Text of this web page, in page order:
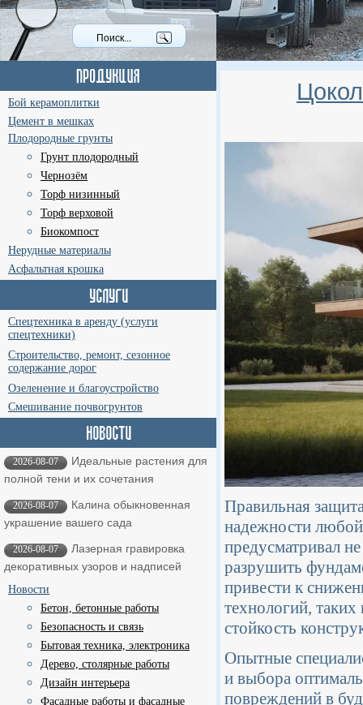
Бой керамоплитки
Цемент в мешках
Плодородные грунты
Грунт плодородный
Чернозём
Торф низинный
Торф верховой
Биокомпост
Нерудные материалы
Асфальтная крошка
Спецтехника в аренду (услуги
спецтехники)
Строительство, ремонт, сезонное
содержание дорог
Озеленение и благоустройство
Смешивание почвогрунтов
2026-08-07
Идеальные растения для
полной тени и их сочетания
2026-08-07
Калина обыкновенная
украшение вашего сада
2026-08-07
Лазерная гравировка
декоративных узоров и надписей
Новости
Бетон, бетонные работы
Безопасность и связь
Бытовая техника, электроника
Дерево, столярные работы
Дизайн интерьера
Фасадные работы и фасадные
Правильная
надежности
предусматривал
разрушить
привести к
технологий,
стойкость
Опытные
и выбора
повреждений в